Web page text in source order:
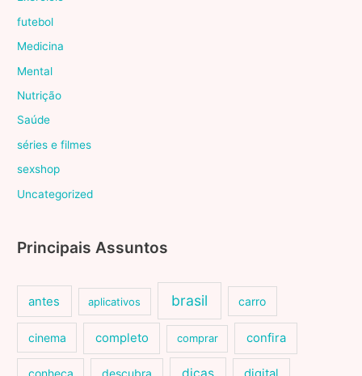
futebol
Medicina
Mental
Nutrição
Saúde
séries e filmes
sexshop
Uncategorized
Principais Assuntos
antes aplicativos brasil carro
cinema completo comprar confira